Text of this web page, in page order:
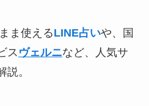
ま使えるLINE占いや、国
ス ヴェルニなど、人気サ
。